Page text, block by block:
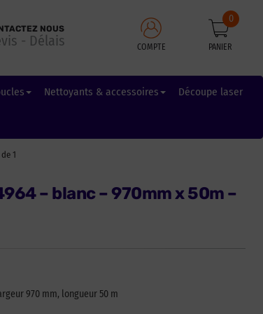
NOUS
- Délais COMPTE PANIER
0
Nettoyants & accessoires Découpe laser
1
– blanc – 970mm x 50m –
970 mm, longueur 50 m